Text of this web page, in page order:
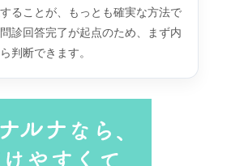
ることが、もっとも確実な方法で
診回答完了が起点のため、まず内
判断できます。